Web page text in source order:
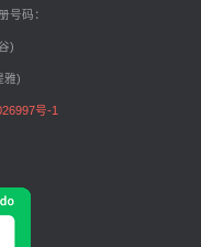
号码：
)
雅)
号-1